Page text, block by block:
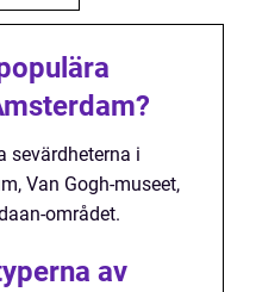
sevärdheterna i
Van Gogh-museet,
området.
av